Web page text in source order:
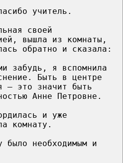
учитель.
своей
вышла из комнаты,
обратно и сказала:
забудь, я вспомнила
Быть в центре
– это значит быть
Анне Петровне.
и уже
комнату.
было необходимым и